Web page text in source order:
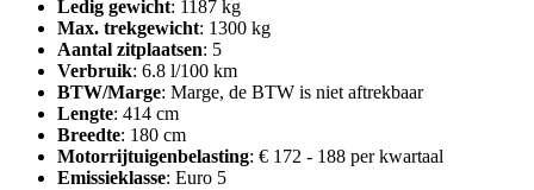
Ledig gewicht: 1187 kg
Max. trekgewicht: 1300 kg
Aantal zitplaatsen: 5
Verbruik: 6.8 l/100 km
BTW/Marge: Marge, de BTW is niet aftrekbaar
Lengte: 414 cm
Breedte: 180 cm
Motorrijtuigenbelasting: € 172 - 188 per kwartaal
Emissieklasse: Euro 5